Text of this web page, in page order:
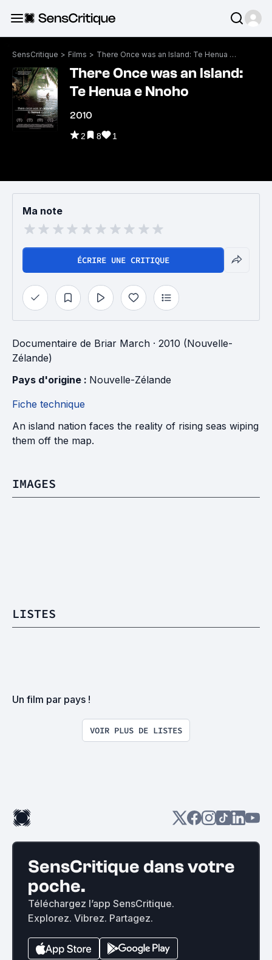
SensCritique > Films > There Once was an Island: Te Henua e Nnoho
There Once was an Island:
Te Henua e Nnoho
2010
2 8 1
Ma note
ÉCRIRE UNE CRITIQUE
Documentaire de Briar March · 2010 (Nouvelle-
Zélande)
Pays d'origine : Nouvelle-Zélande
Fiche technique
An island nation faces the reality of rising seas wiping
them off the map.
IMAGES
LISTES
Un film par pays !
VOIR PLUS DE LISTES
SensCritique dans votre
poche.
Téléchargez l’app SensCritique.
Explorez. Vibrez. Partagez.